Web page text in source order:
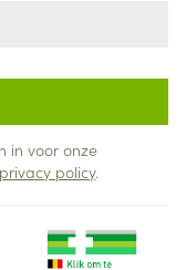
in voor onze
privacy policy.